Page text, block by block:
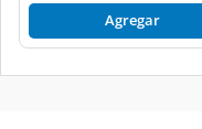
Agregar